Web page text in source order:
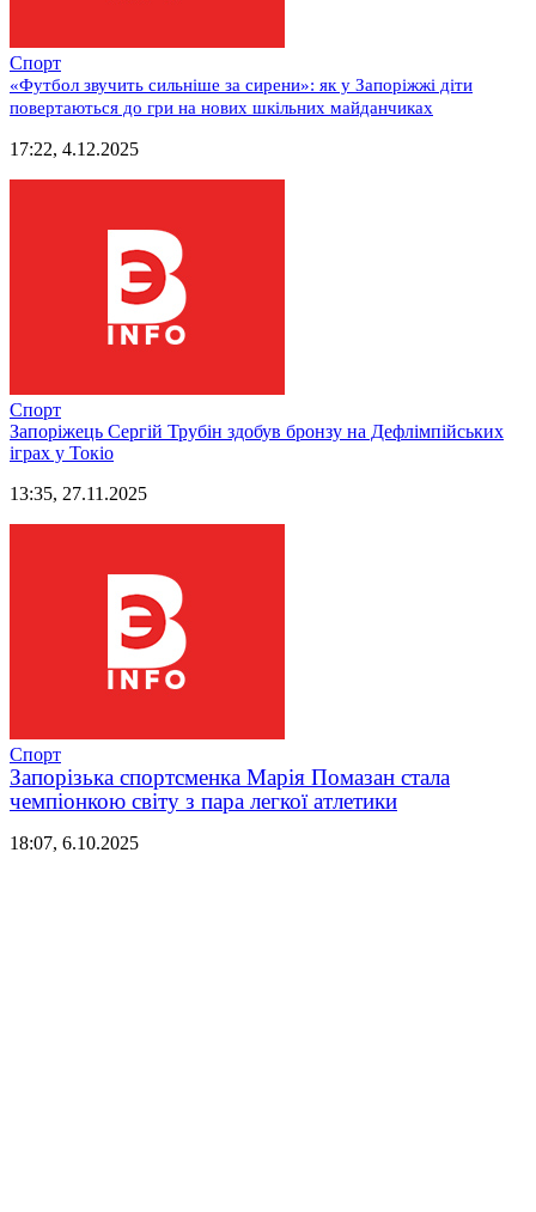
Спорт
«Футбол звучить сильніше за сирени»: як у Запоріжжі діти
повертаються до гри на нових шкільних майданчиках
17:22, 4.12.2025
Спорт
Запоріжець Сергій Трубін здобув бронзу на Дефлімпійських
іграх у Токіо
13:35, 27.11.2025
Спорт
Запорізька спортсменка Марія Помазан стала
чемпіонкою світу з пара легкої атлетики
18:07, 6.10.2025